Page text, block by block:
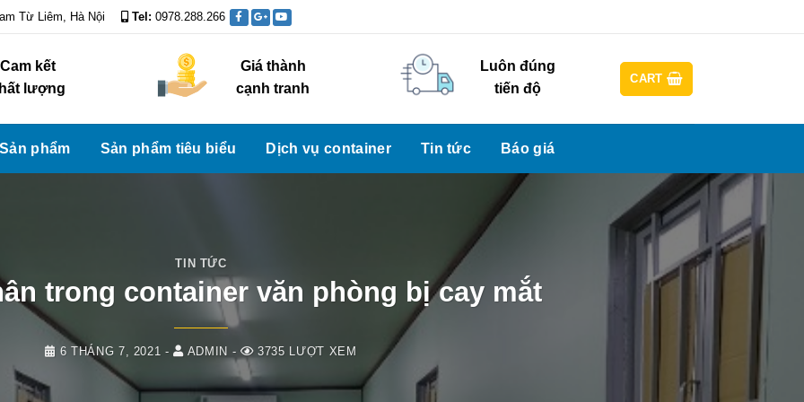
Từ Liêm, Hà Nội Tel: 0978.288.266
Cam kết
lượng
Giá thành
cạnh tranh
Luôn đúng
tiến độ
CART
Sản phẩm Sản phẩm tiêu biểu Dịch vụ container Tin tức Báo giá
TIN TỨC
trong container văn phòng bị cay mắt
6 THÁNG 7, 2021 - ADMIN - 3735 LƯỢT XEM